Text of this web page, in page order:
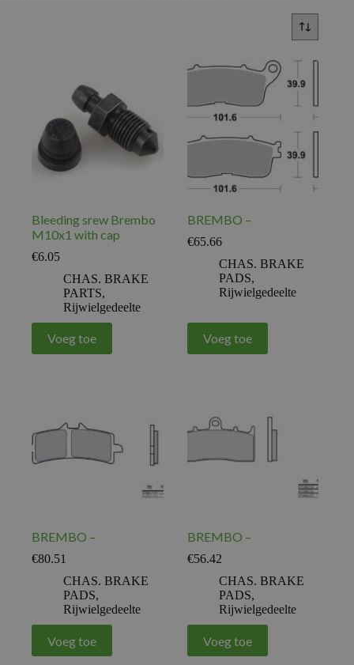
Bleeding srew Brembo
M10x1 with cap
€6.05
CHAS. BRAKE
PARTS,
Rijwielgedeelte
Voeg toe
BREMBO –
€65.66
CHAS. BRAKE
PADS,
Rijwielgedeelte
Voeg toe
BREMBO –
€80.51
CHAS. BRAKE
PADS,
Rijwielgedeelte
Voeg toe
BREMBO –
€56.42
CHAS. BRAKE
PADS,
Rijwielgedeelte
Voeg toe